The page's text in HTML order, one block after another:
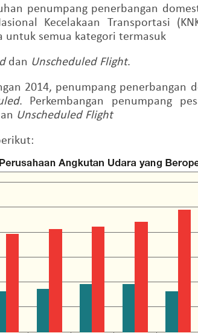
penumpang penerbangan
Kecelakaan Transportasi
untuk semua kategori termasuk
dan Unscheduled Flight.
2014, penumpang penerbangan
. Perkembangan penumpang
Unscheduled Flight